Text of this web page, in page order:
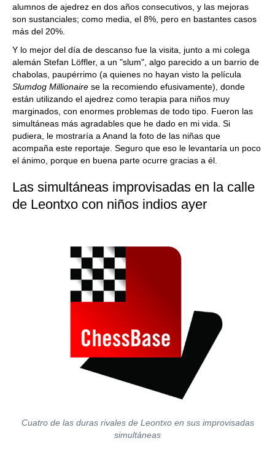
alumnos de ajedrez en dos años consecutivos, y las mejoras
son sustanciales; como media, el 8%, pero en bastantes casos
más del 20%.
Y lo mejor del día de descanso fue la visita, junto a mi colega
alemán Stefan Löffler, a un "slum", algo parecido a un barrio de
chabolas, paupérrimo (a quienes no hayan visto la película
Slumdog Millionaire se la recomiendo efusivamente), donde
están utilizando el ajedrez como terapia para niños muy
marginados, con enormes problemas de todo tipo. Fueron las
simultáneas más agradables que he dado en mi vida. Si
pudiera, le mostraría a Anand la foto de las niñas que
acompaña este reportaje. Seguro que eso le levantaría un poco
el ánimo, porque en buena parte ocurre gracias a él.
Las simultáneas improvisadas en la calle
de Leontxo con niños indios ayer
Cuatro de las duras rivales de Leontxo en sus improvisadas
simultáneas